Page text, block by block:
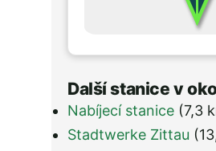
Další stanice v
Nabíjecí stanice (7,3
Stadtwerke Zittau